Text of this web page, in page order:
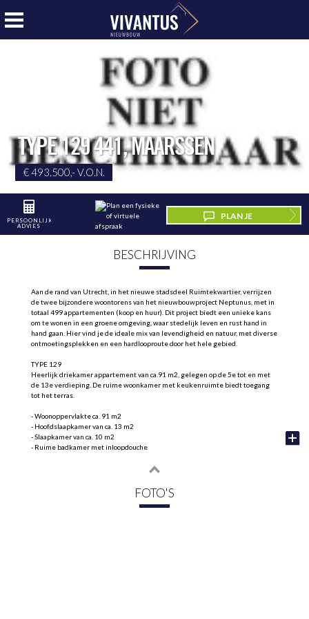
PERSOONLIJK
ADVIES
PLAN JE
TYPE 129 441,MAARSSEN
€ 493.500,- V.O.N.
BESCHRIJVING
Aan de rand van Utrecht, in het nieuwe stadsdeel Ruimtekwartier, verrijzen
de twee bijzondere woontorens van het nieuwbouwproject Neptunus, met in
totaal 499 appartementen (koop en huur). Dit project biedt een unieke kans
om te wonen in een groene omgeving, waar stedelijk leven en rust hand in
hand gaan. Hier vind je de ideale mix van levendigheid en natuur, met diverse
ontmoetingsplekken en een hardlooproute door het hele gebied.
TYPE 129
Heerlijk driekamer appartement van ca.91 m2, gelegen op de 5e tot en met
de 13e verdieping. De ruime woonkamer met keukenruimte biedt toegang
tot het terras.
- Woonoppervlakte ca. 91 m2
- Hoofdslaapkamer van ca. 13 m2
- Slaapkamer van ca. 10 m2
- Ruime badkamer met inloopdouche
Koopsommen vanaf € 488.000,- v.o.n.FOTO'S